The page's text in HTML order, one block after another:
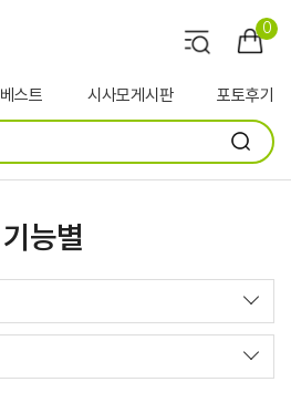
0
베스트 시사모게시판 포토후기
기능별